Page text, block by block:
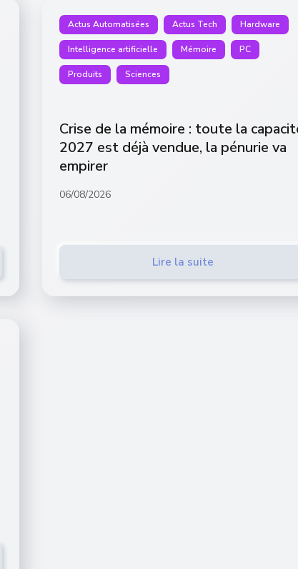
Actus Automatisées Actus Tech Hardware
Intelligence artificielle Mémoire PC
Produits Sciences
Crise de la mémoire : toute la
2027 est déjà vendue, la pénurie va
empirer
06/08/2026
Lire la suite